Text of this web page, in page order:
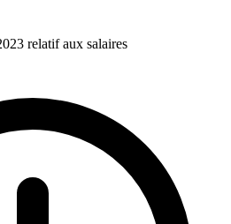
relatif aux salaires